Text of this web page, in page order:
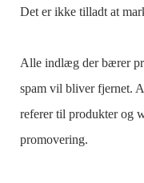
Det er ikke tilladt at
Alle indlæg der bærer
spam vil bliver fjernet.
referer til produkter og
promovering.